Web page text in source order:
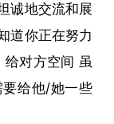
诚地交流和展
道你正在努力
对方空间 虽
给他/她一些